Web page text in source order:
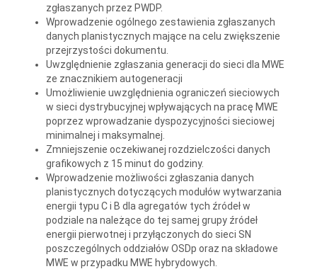
zgłaszanych przez PWDP.
Wprowadzenie ogólnego zestawienia zgłaszanych
danych planistycznych mające na celu zwiększenie
przejrzystości dokumentu.
Uwzględnienie zgłaszania generacji do sieci dla MWE
ze znacznikiem autogeneracji
Umożliwienie uwzględnienia ograniczeń sieciowych
w sieci dystrybucyjnej wpływających na pracę MWE
poprzez wprowadzanie dyspozycyjności sieciowej
minimalnej i maksymalnej.
Zmniejszenie oczekiwanej rozdzielczości danych
grafikowych z 15 minut do godziny.
Wprowadzenie możliwości zgłaszania danych
planistycznych dotyczących modułów wytwarzania
energii typu C i B dla agregatów tych źródeł w
podziale na należące do tej samej grupy źródeł
energii pierwotnej i przyłączonych do sieci SN
poszczególnych oddziałów OSDp oraz na składowe
MWE w przypadku MWE hybrydowych.